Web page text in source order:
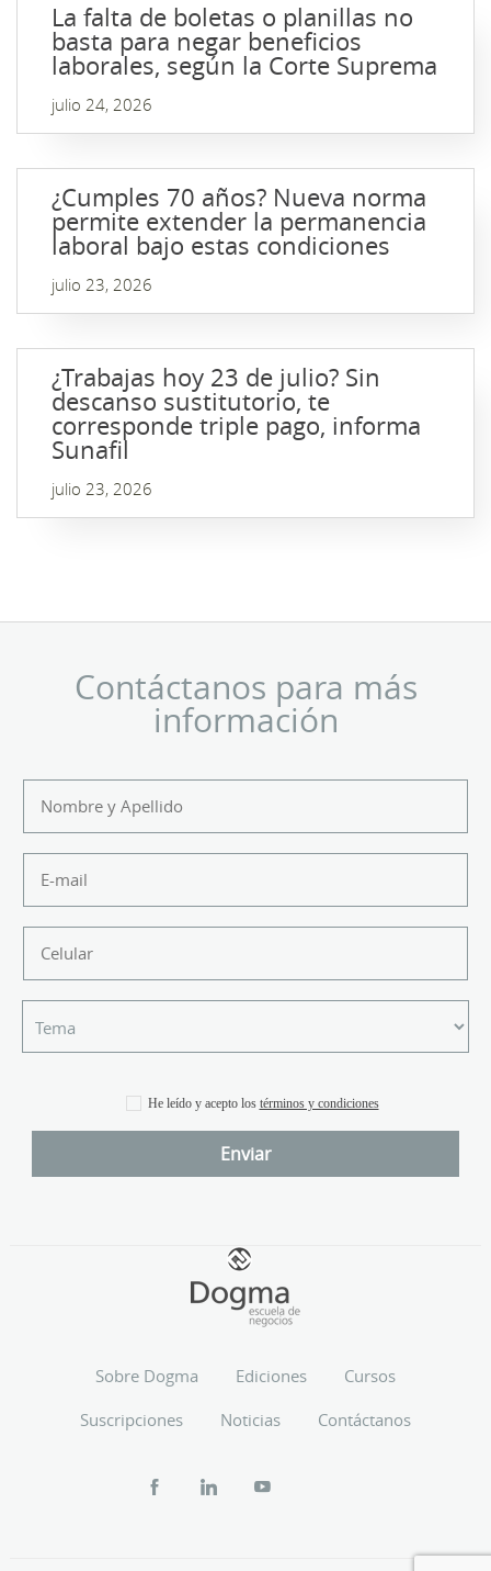
La falta de boletas o planillas no
basta para negar beneficios
laborales, según la Corte Suprema
julio 24, 2026
¿Cumples 70 años? Nueva norma
permite extender la permanencia
laboral bajo estas condiciones
julio 23, 2026
¿Trabajas hoy 23 de julio? Sin
descanso sustitutorio, te
corresponde triple pago, informa
Sunafil
julio 23, 2026
Contáctanos para más
información
He leído y acepto los términos y condiciones
Sobre Dogma Ediciones
Cursos
Suscripciones
Noticias Contáctanos